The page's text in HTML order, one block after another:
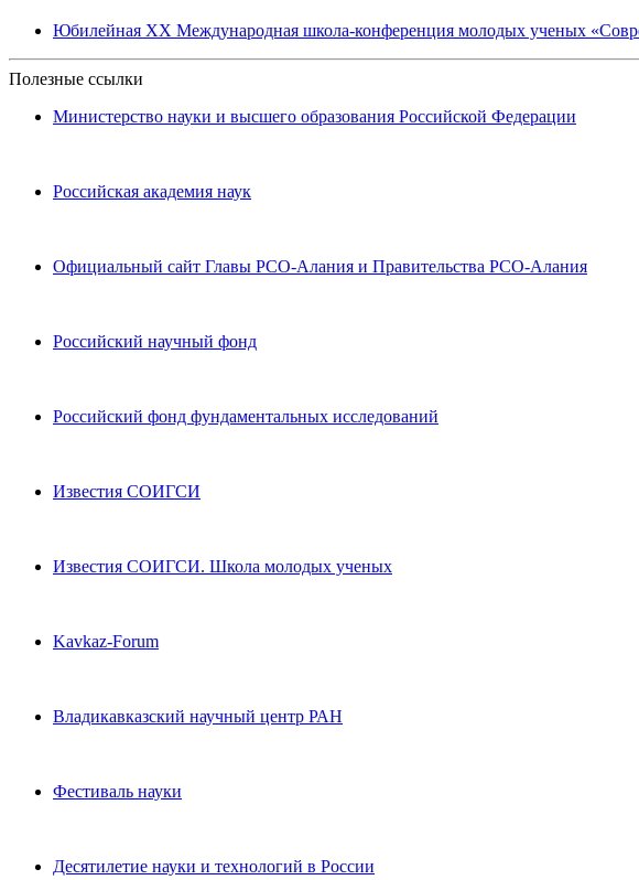
Юбилейная XХ Международная школа-конференция молодых ученых
Полезные ссылки
Министерство науки и высшего образования Российской Федерации
Российская академия наук
Официальный сайт Главы РСО-Алания и Правительства РСО-Алания
Российский научный фонд
Российский фонд фундаментальных исследований
Известия СОИГСИ
Известия СОИГСИ. Школа молодых ученых
Kavkaz-Forum
Владикавказский научный центр РАН
Фестиваль науки
Десятилетие науки и технологий в России